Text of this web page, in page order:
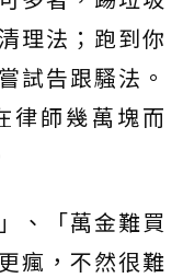
理法；跑到你
試告跟騷法。
律師幾萬塊而
、「萬金難買
瘋，不然很難